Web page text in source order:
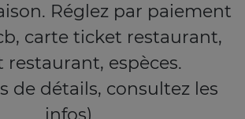
Réglez par paiement
carte ticket restaurant,
restaurant, espèces.
de détails, consultez les
infos)